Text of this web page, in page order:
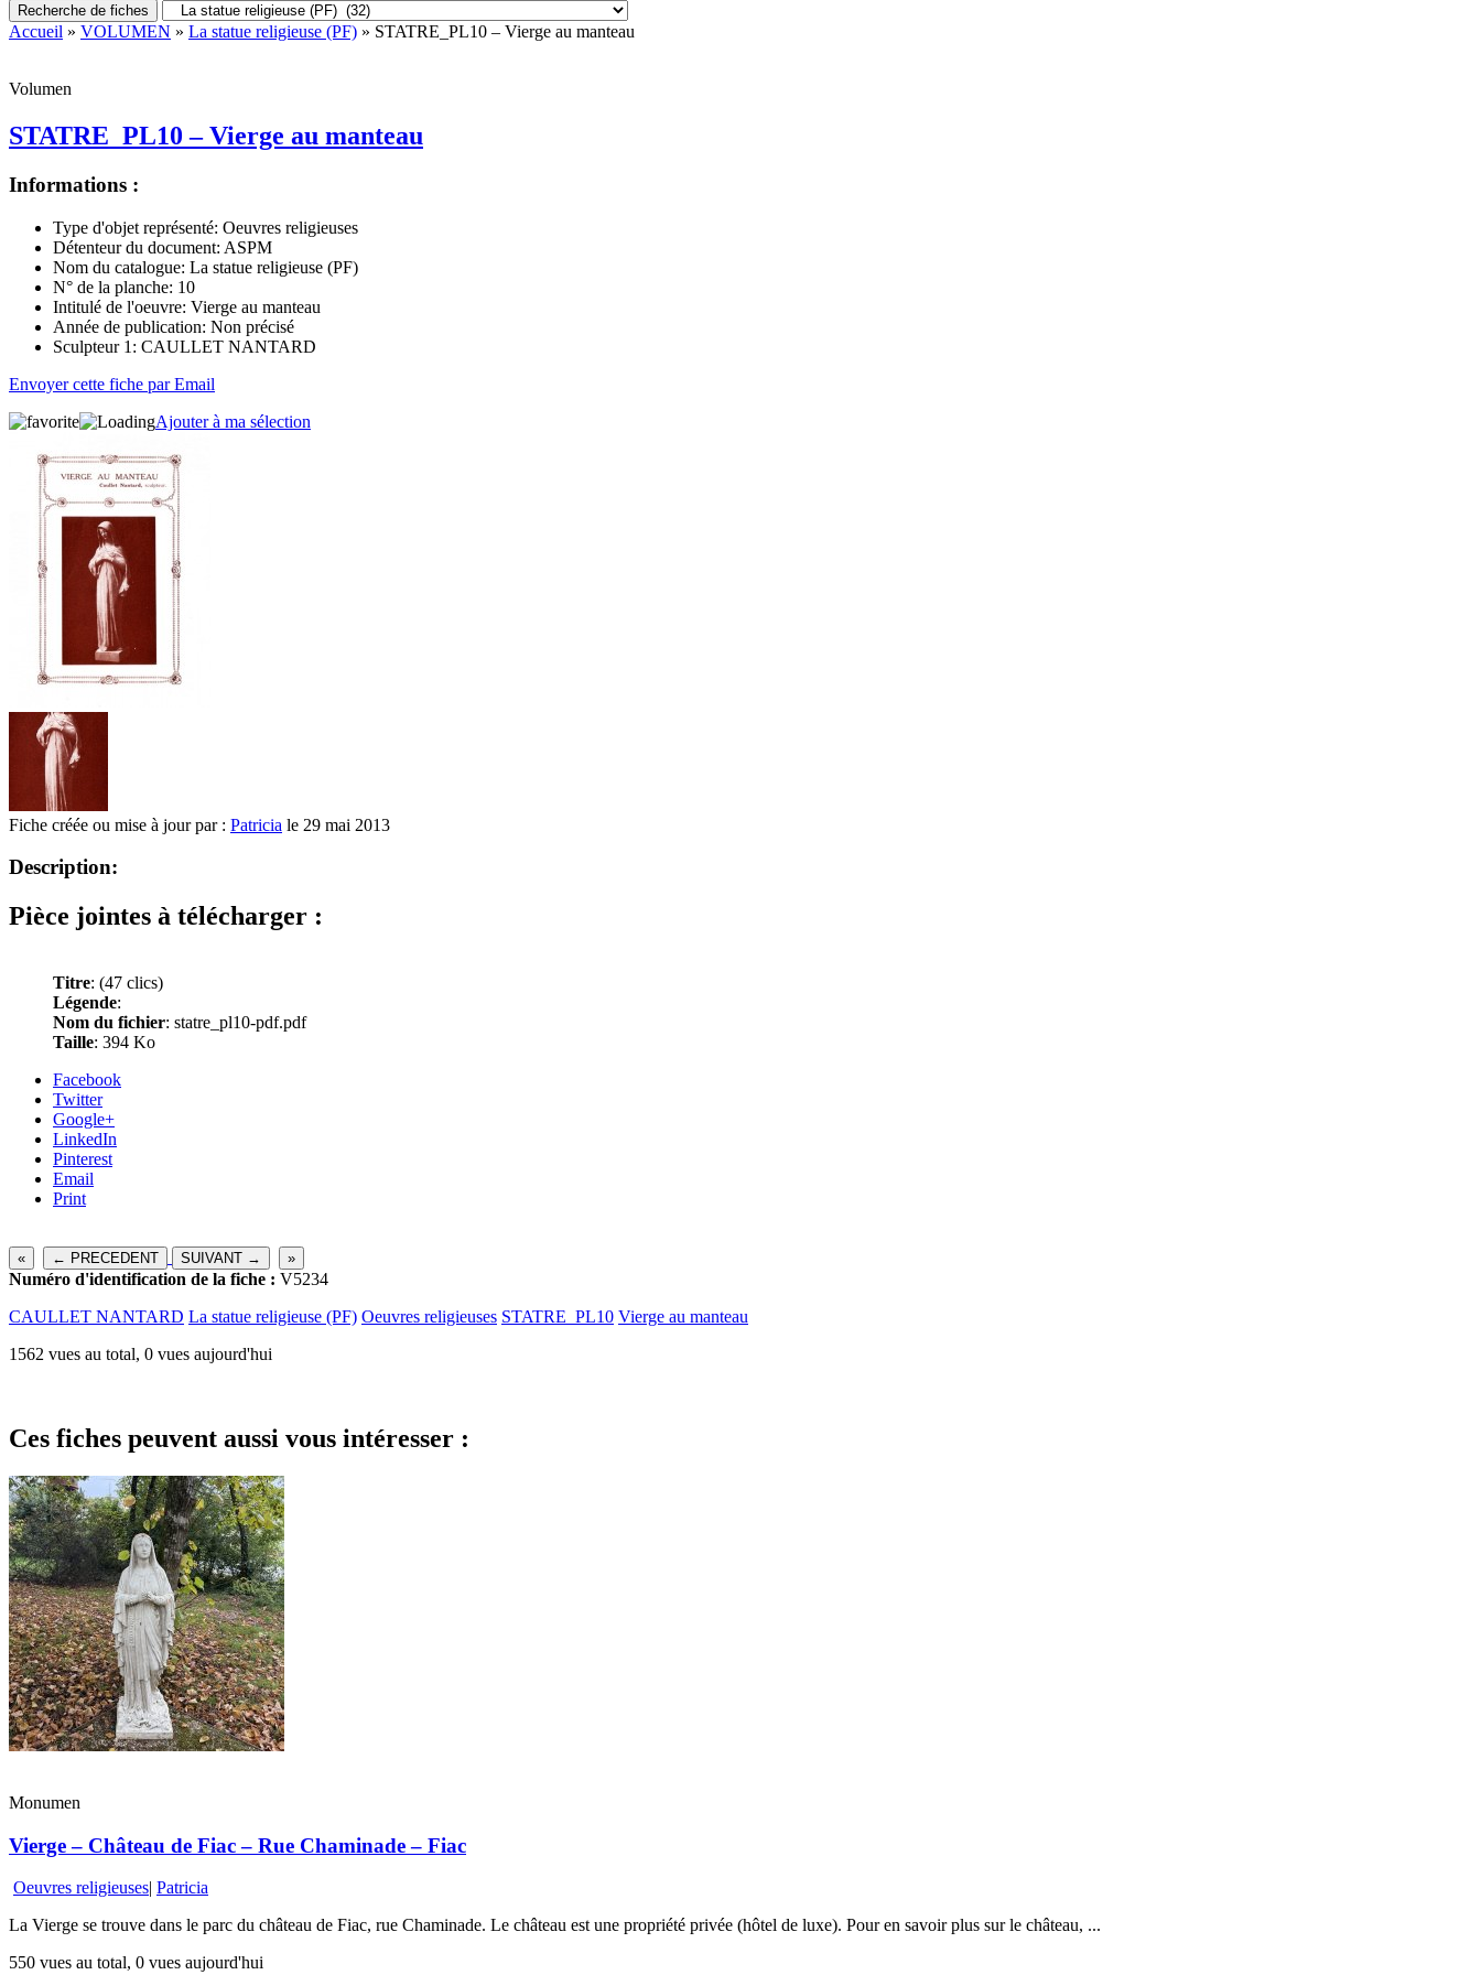
Recherche de fiches
Accueil » VOLUMEN » La statue religieuse (PF) » STATRE_PL10 – Vierge au manteau
Volumen
STATRE_PL10 – Vierge au manteau
Informations :
Type d'objet représenté: Oeuvres religieuses
Détenteur du document: ASPM
Nom du catalogue: La statue religieuse (PF)
N° de la planche: 10
Intitulé de l'oeuvre: Vierge au manteau
Année de publication: Non précisé
Sculpteur 1: CAULLET NANTARD
Envoyer cette fiche par Email
Ajouter à ma sélection
Fiche créée ou mise à jour par : Patricia le 29 mai 2013
Description:
Pièce jointes à télécharger :
Titre: (47 clics)
Légende:
Nom du fichier: statre_pl10-pdf.pdf
Taille: 394 Ko
Facebook
Twitter
Google+
LinkedIn
Pinterest
Email
Print
« ← PRECEDENT SUIVANT → »
Numéro d'identification de la fiche : V5234
CAULLET NANTARD La statue religieuse (PF) Oeuvres religieuses STATRE_PL10 Vierge au manteau
1562 vues au total, 0 vues aujourd'hui
Ces fiches peuvent aussi vous intéresser :
Monumen
Vierge – Château de Fiac – Rue Chaminade – Fiac
Oeuvres religieuses| Patricia
La Vierge se trouve dans le parc du château de Fiac, rue Chaminade. Le château est une propriété privée (hôtel de luxe). Pour en savoir plus sur le château, ...
550 vues au total, 0 vues aujourd'hui